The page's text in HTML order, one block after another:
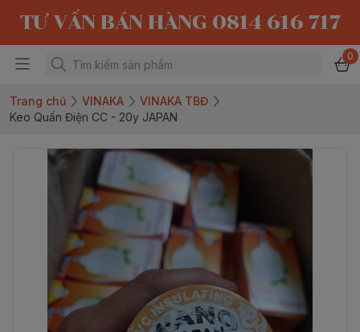
TƯ VẤN BÁN HÀNG 0814 616 717
0
Trang chủ VINAKA
VINAKA TBĐ
Keo Quấn Điện CC - 20y JAPAN